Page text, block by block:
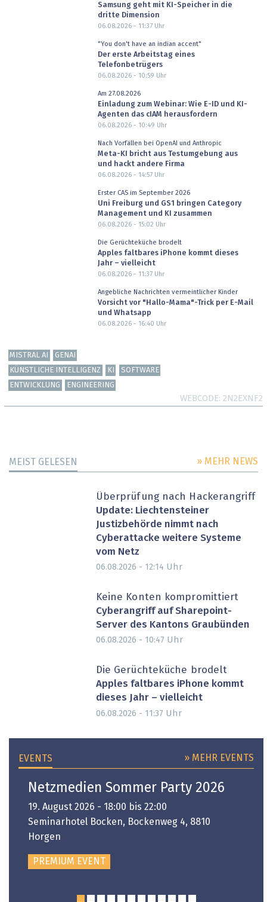
Samsung geht mit KI-Speicher in die
dritte Dimension
06.08.2026 - 11:37Uhr
"You don't have an indian accent"
Der erste Arbeitstag eines
Telefonbetrügers
06.08.2026 - 10:59 Uhr
Am 27.08.2026
Einladung zum Webinar: Wie E-ID und KI-
Agenten das cIAM herausfordern
06.08.2026 - 10:49 Uhr
Nach Vorfällen bei OpenAI und Anthropic
Meta-KI bricht aus Testumgebung aus
und hackt andere Firma
06.08.2026 - 14:57Uhr
Erster CAS im September 2026
Uni Freiburg und GS1 bringen Category
Management und KI zusammen
06.08.2026 - 15:02 Uhr
Die Gerüchteküche brodelt
Apples faltbares iPhone kommt dieses
Jahr – vielleicht
06.08.2026 - 11:37Uhr
Angebliche Nachrichten vermeintlicher Kinder
Vorsicht vor "Hallo-Mama"-Trick per E-Mail
und Whatsapp
06.08.2026 - 16:40 Uhr
MISTRAL AI
GENAI
KÜNSTLICHE INTELLIGENZ
KI
SOFTWARE
ENTWICKLUNG
ENGINEERING
WEBCODE 2N2EXNF2
MEIST GELESEN » MEHR NEWS
Überprüfung nach Hackerangriff
Update: Liechtensteiner
Justizbehörde nimmt nach
Cyberattacke weitere Systeme
vom Netz
06.08.2026 - 12:14 Uhr
Keine Konten kompromittiert
Cyberangriff auf Sharepoint-
Server des Kantons Graubünden
06.08.2026 - 10:47 Uhr
Die Gerüchteküche brodelt
Apples faltbares iPhone kommt
dieses Jahr – vielleicht
06.08.2026 - 11:37 Uhr
EVENTS » MEHR EVENTS
Netzmedien Sommer Party 2026
19. August 2026 - 18:00 bis 22:00
Seminarhotel Bocken, Bockenweg 4, 8810
Horgen
PREMIUM EVENT